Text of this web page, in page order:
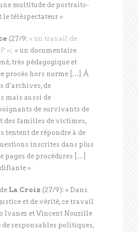
multitude de portraits-
téléspectateur »
(27/9: « un travail de
»: « un documentaire
très pédagogique et
procès hors norme […] À
d’archives, de
mais aussi de
de survivants de
des familles de victimes,
tentent de répondre à de
inscrites dans plus
pages de procédures […]
»
La Croix (27/9): « Dans
et de vérité, ce travail
Ivanez et Vincent Nouzille
de responsables politiques,